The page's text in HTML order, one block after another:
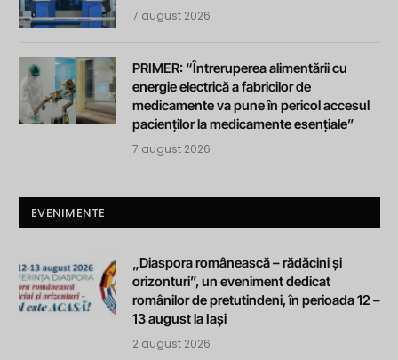
7 august 2026
PRIMER: “Întreruperea alimentării cu
energie electrică a fabricilor de
medicamente va pune în pericol accesul
pacienților la medicamente esențiale”
7 august 2026
EVENIMENTE
„Diaspora românească – rădăcini și
orizonturi”, un eveniment dedicat
românilor de pretutindeni, în perioada 12 –
13 august la Iași
2 august 2026